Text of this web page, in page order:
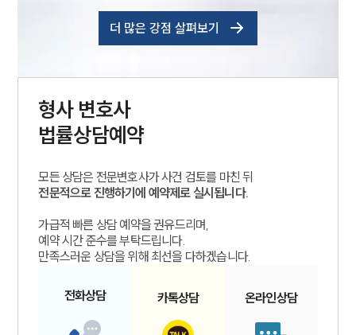
더 많은 강점 살펴보기
형사변호사
법률상담예약
모든 상담은 전문변호사가 사건 검토를 마친 뒤
전문적으로 진행하기에 예약제로 실시됩니다.
가급적 빠른 상담 예약을 권유드리며,
예약 시간 준수를 부탁드립니다.
만족스러운 상담을 위해 최선을 다하겠습니다.
전화상담 카톡상담 온라인상담